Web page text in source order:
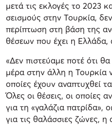
μετά τις εκλογές το 2023
σεισμούς στην Τουρκία,
περίπτωση στη βάση της
θέσεων που έχει η Ελλάδα,
«Δεν πιστεύαμε ποτέ ότι
μέρα στην άλλη η Τουρκία
οποίες έχουν αναπτυχθεί
Όλες οι θέσεις, οι οποίες
για τη «γαλάζια πατρίδα»,
για τις θαλάσσιες ζώνες, η